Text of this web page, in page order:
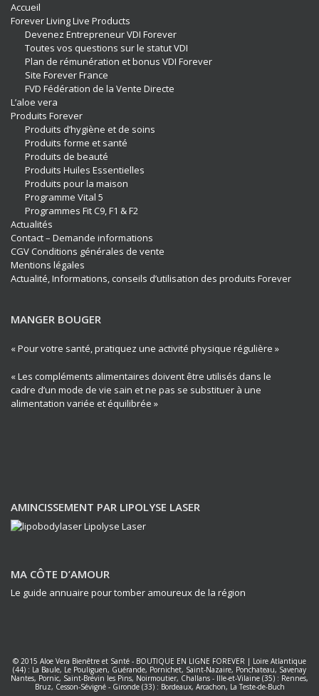
Accueil
Forever Living Live Products
Devenez Entrepreneur VDI Forever
Toutes vos questions sur le statut VDI
Plan de rémunération et bonus VDI Forever
Site Forever France
FVD Fédération de la Vente Directe
L’aloe vera
Produits Forever
Produits d’hygiène et de soins
Produits forme et santé
Produits de beauté
Produits Huiles Essentielles
Produits pour la maison
Programme Vital 5
Programmes Fit C9, F1 & F2
Actualités
Contact – Demande informations
CGV Conditions générales de vente
Mentions légales
Actualité, Informations, conseils d’utilisation des produits Forever
MANGER BOUGER
« Pour votre santé, pratiquez une activité physique régulière »
« Les compléments alimentaires doivent être utilisés dans le
cadre d’un mode de vie sain et ne pas se substituer à une
alimentation variée et équilibrée »
AMINCISSEMENT PAR LIPOLYSE LASER
MA CÔTE D’AMOUR
Le guide annuaire pour tomber amoureux de la région
© 2015 Aloe Vera Bienêtre et Santé - BOUTIQUE EN LIGNE FOREVER | Loire Atlantique
(44) : La Baule, Le Pouliguen, Guérande, Pornichet, Saint-Nazaire, Ponchateau, Savenay
Nantes, Pornic, Saint-Brévin les Pins, Noirmoutier, Challans - Ille-et-Vilaine (35) : Rennes,
Bruz, Cesson-Sévigné- Gironde (33) : Bordeaux, Arcachon, La Teste-de-Buch